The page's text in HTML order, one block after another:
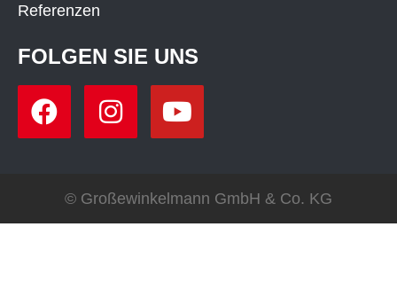
Referenzen
FOLGEN SIE UNS
© Großewinkelmann GmbH & Co. KG